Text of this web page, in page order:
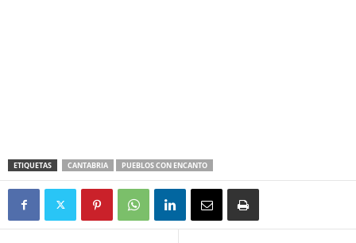
ETIQUETAS CANTABRIA PUEBLOS CON ENCANTO